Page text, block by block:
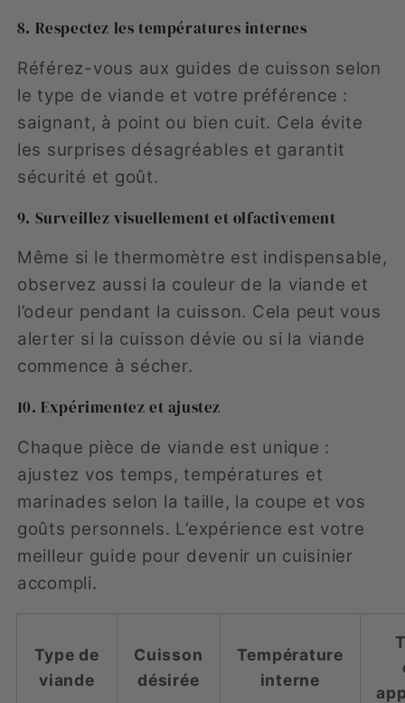
8. Respectez les températures internes
Référez-vous aux guides de cuisson selon
le type de viande et votre préférence :
saignant, à point ou bien cuit. Cela évite
les surprises désagréables et garantit
sécurité et goût.
9. Surveillez visuellement et olfactivement
Même si le thermomètre est indispensable,
observez aussi la couleur de la viande et
l’odeur pendant la cuisson. Cela peut vous
alerter si la cuisson dévie ou si la viande
commence à sécher.
10. Expérimentez et ajustez
Chaque pièce de viande est unique :
ajustez vos temps, températures et
marinades selon la taille, la coupe et vos
goûts personnels. L’expérience est votre
meilleur guide pour devenir un cuisinier
accompli.
Type de
viande
Cuisson
désirée
Température
interne